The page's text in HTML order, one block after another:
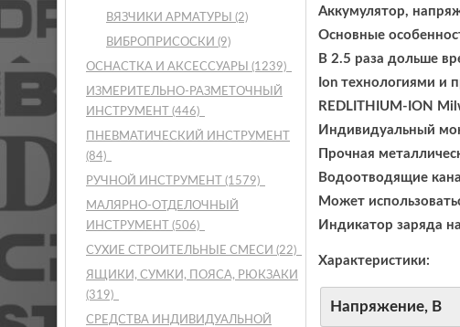
ВЯЗЧИКИ АРМАТУРЫ (2)
ВИБРОПРИСОСКИ (9)
ОСНАСТКА И АКСЕССУАРЫ (1239)
ИЗМЕРИТЕЛЬНО-РАЗМЕТОЧНЫЙ
ИНСТРУМЕНТ (446)
ПНЕВМАТИЧЕСКИЙ ИНСТРУМЕНТ
(84)
РУЧНОЙ ИНСТРУМЕНТ (1579)
МАЛЯРНО-ОТДЕЛОЧНЫЙ
ИНСТРУМЕНТ (506)
СУХИЕ СТРОИТЕЛЬНЫЕ СМЕСИ (22)
ЯЩИКИ, СУМКИ, ПОЯСА, РЮКЗАКИ
(319)
СРЕДСТВА ИНДИВИДУАЛЬНОЙ
Аккумулятор,
Основные
В 2.5 раза дольше
Ion технологиями и
REDLITHIUM-ION
Индивидуальный
Прочная
Водоотводящие
Может
Индикатор заряда
Характеристики:
Напряжение, В